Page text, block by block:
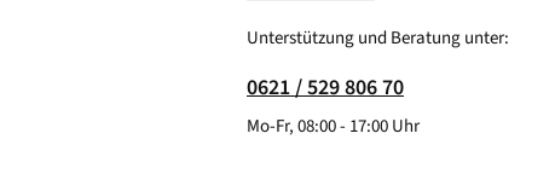
Unterstützung und Beratung unter:
0621 / 529 806 70
Mo-Fr, 08:00 - 17:00 Uhr